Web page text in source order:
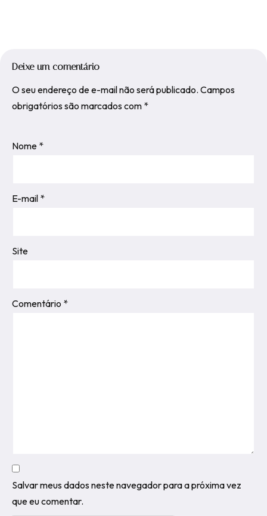
Deixe um comentário
O seu endereço de e-mail não será publicado. Campos
obrigatórios são marcados com *
Nome *
E-mail *
Site
Comentário *
Salvar meus dados neste navegador para a próxima vez
que eu comentar.